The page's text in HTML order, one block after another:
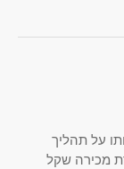
על תהליך
מכירה שקל